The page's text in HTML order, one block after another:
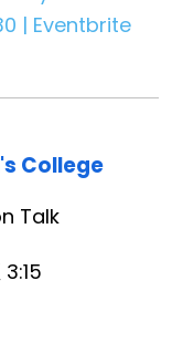
| Eventbrite
College
Talk